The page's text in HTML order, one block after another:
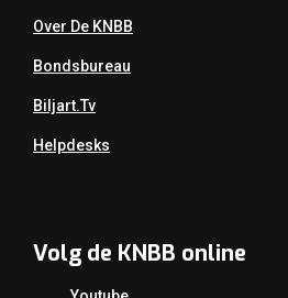
Over De KNBB
Bondsbureau
Biljart.tv
Helpdesks
Volg de KNBB online